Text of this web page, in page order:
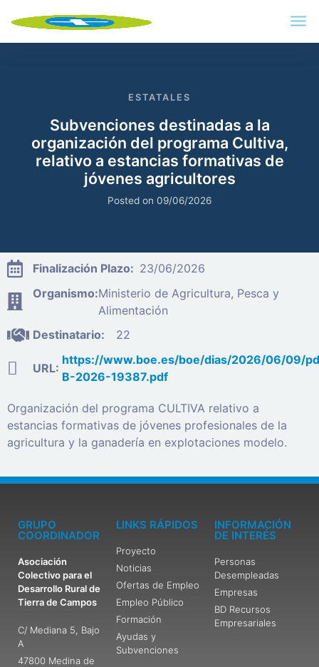
ESTATALES
Subvenciones destinadas a la
organización del programa Cultiva,
relativo a estancias formativas de
jóvenes agricultores
Posted on 09/06/2026
Finalización Plazo: 23/06/2026
Organismo:Ministerio de Agricultura, Pesca y
Alimentación
Destinatario: 22
URL:
https://www.boe.es/boe/dias/2026/06/09/
B-2026-19387.pdf
Organización del programa CULTIVA relativo a
estancias formativas de jóvenes profesionales de la
agricultura y la ganadería en explotaciones modelo.
GRUPO
COORDINADOR
Asociación
Colectivo para el
Desarrollo Rural de
Tierra de Campos
C/ Mediana 5, Bajo
A
47800 Medina de
LINKS RÁPIDOS
Proyecto
Noticias
Ofertas de Empleo
Empleo Público
Formación
Ayudas y
Subvenciones
INFORMACIÓN
DE INTERÉS
Personas
Desempleadas
Empresas
BD Recursos
Empresariales